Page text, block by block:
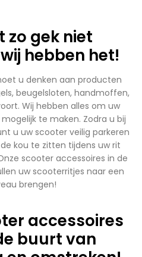
zo gek niet
hebben het!
u denken aan producten
beugelsloten, handmoffen,
Wij hebben alles om uw
te maken. Zodra u bij
u uw scooter veilig parkeren
kou te zitten tijdens uw rit
scooter accessoires in de
uw scooterritjes naar een
brengen!
accessoires
buurt van